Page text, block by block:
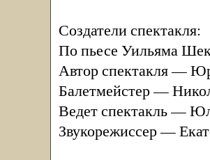
Создатели спектакля:
По пьесе Уильяма
Автор спектакля —
Балетмейстер —
Ведет спектакль —
Звукорежиссер —